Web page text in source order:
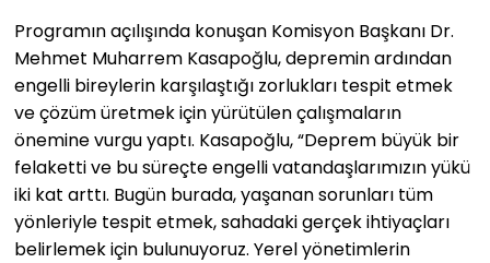
Programın açılışında konuşan Komisyon Başkanı Dr.
Mehmet Muharrem Kasapoğlu, depremin ardından
engelli bireylerin karşılaştığı zorlukları tespit etmek
ve çözüm üretmek için yürütülen çalışmaların
önemine vurgu yaptı. Kasapoğlu, “Deprem büyük bir
felaketti ve bu süreçte engelli vatandaşlarımızın yükü
iki kat arttı. Bugün burada, yaşanan sorunları tüm
yönleriyle tespit etmek, sahadaki gerçek ihtiyaçları
belirlemek için bulunuyoruz. Yerel yönetimlerin